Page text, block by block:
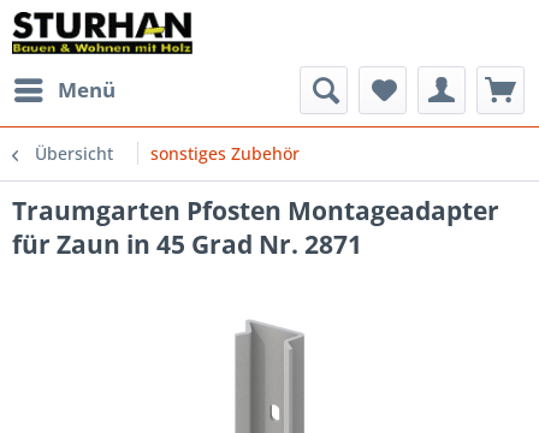
Menü
Übersicht sonstiges Zubehör
Traumgarten Pfosten Montageadapter
für Zaun in 45 Grad Nr. 2871